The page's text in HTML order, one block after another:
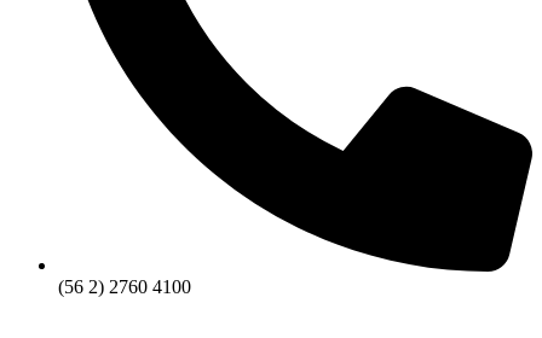
(56 2) 2760 4100